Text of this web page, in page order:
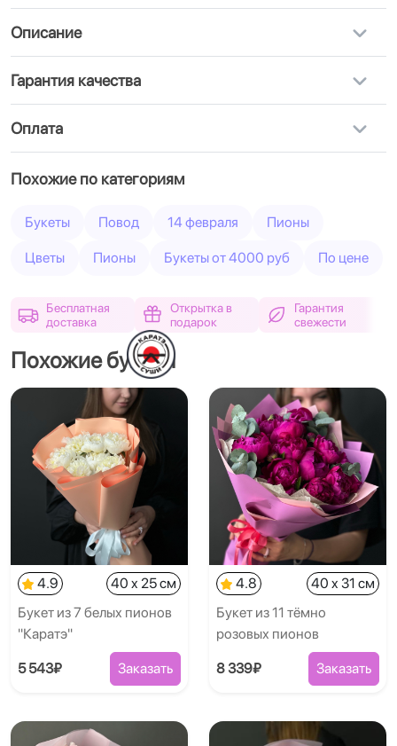
Описание
Гарантия качества
Оплата
Похожие по категориям
Букеты Повод 14 февраля Пионы
Цветы Пионы Букеты от 4000 руб По цене
Бесплатная
доставка
Открытка в
подарок
Гарантия
свежести
Похожие букеты
4.9
40 x 25 см
Букет из 7 белых пионов
"Каратэ"
5 543₽ Заказать
4.8
40 x 31 см
Букет из 11 тёмно
розовых пионов
8 339₽ Заказать